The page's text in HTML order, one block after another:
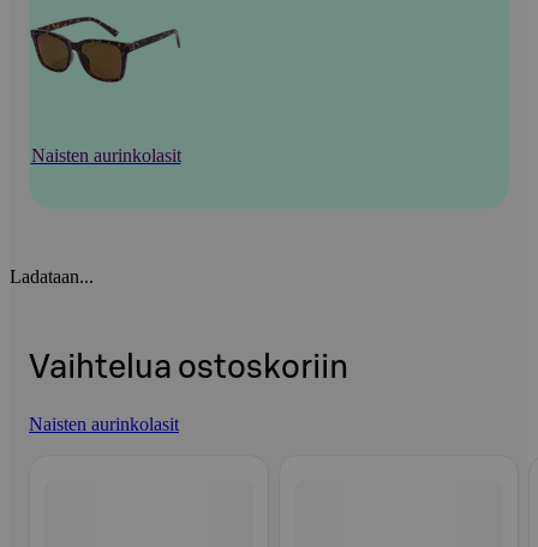
Naisten aurinkolasit
Ladataan...
Vaihtelua ostoskoriin
Naisten aurinkolasit